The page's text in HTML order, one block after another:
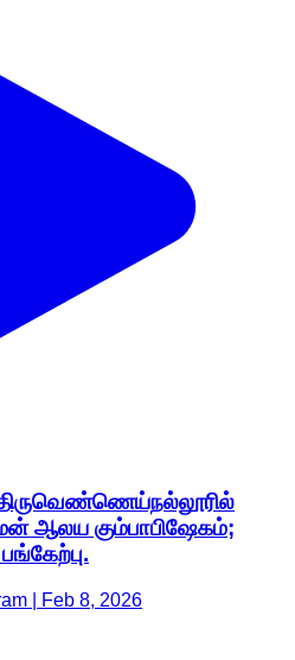
ஆலய கும்பாபிஷேகம்;
| Feb 8, 2026